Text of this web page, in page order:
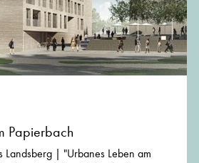
Papierbach
Landsberg | "Urbanes Leben am